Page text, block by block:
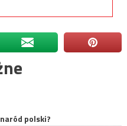
polski?